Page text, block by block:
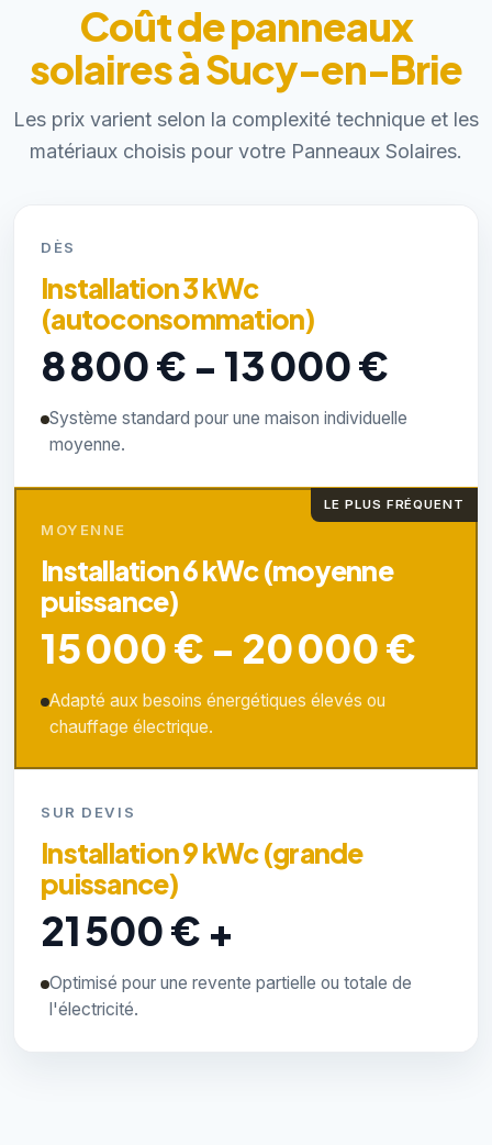
Coût de panneaux
solaires à Sucy-en-Brie
Les prix varient selon la complexité technique et les
matériaux choisis pour votre Panneaux Solaires.
DÈS
Installation 3 kWc
(autoconsommation)
8 800 € - 13 000 €
Système standard pour une maison individuelle
moyenne.
LE PLUS FRÉQUENT
MOYENNE
Installation 6 kWc (moyenne
puissance)
15 000 € - 20 000 €
Adapté aux besoins énergétiques élevés ou
chauffage électrique.
SUR DEVIS
Installation 9 kWc (grande
puissance)
21 500 € +
Optimisé pour une revente partielle ou totale de
l'électricité.